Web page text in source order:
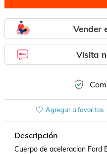
Vender
Visita
Agregar a favoritos
Descripción
Cuerpo de aceleracion Ford